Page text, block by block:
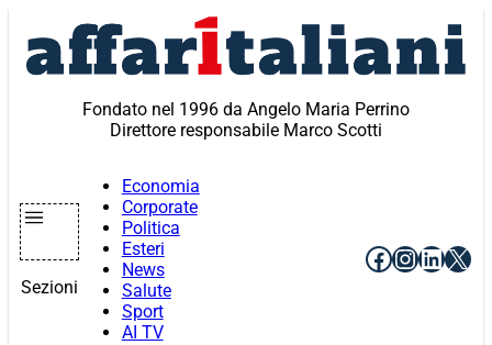
contenuto
Fondato nel 1996 da Angelo Maria Perrino
Direttore responsabile Marco Scotti
Sezioni
Economia
Corporate
Politica
Esteri
News
Salute
Sport
AI TV
Facebook
X